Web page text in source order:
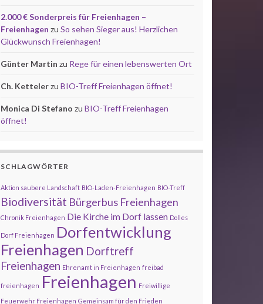
2.000 € Sonderpreis für Freienhagen –
Freienhagen zu So sehen Sieger aus! Herzlichen
Glückwunsch Freienhagen!
Günter Martin zu Rege für einen lebenswerten Ort
Ch. Kettelerzu BIO-Treff Freienhagen öffnet!
Monica Di Stefano zu BIO-Treff Freienhagen
öffnet!
SCHLAGWÖRTER
Aktion saubere Landschaft BIO-Laden-Freienhagen BIO-Treff
Biodiversität Bürgerbus Freienhagen
Chronik Freienhagen Die Kirche im Dorf lassen Dolles
Dorf Freienhagen Dorfentwicklung
Freienhagen Dorftreff
Freienhagen Ehrenamt in Freienhagen freibad
freienhagen Freienhagen Freiwillige
Feuerwehr Freienhagen Gemeinsam für den Frieden